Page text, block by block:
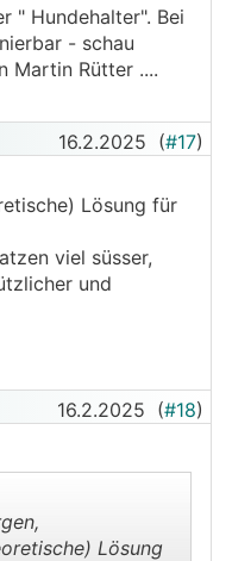
" Hundehalter". Bei
- schau
Martin Rütter ....
16.2.2025 (#17)
Lösung für
viel süsser,
und
16.2.2025 (#18)
Lösung